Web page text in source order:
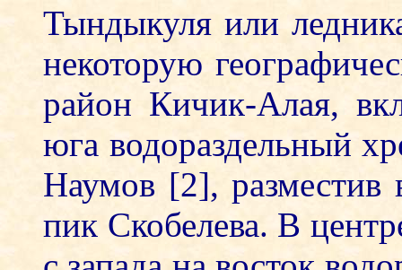
Тындыкуля или
некоторую
район Кичик-Алая,
юга водораздельный
Наумов [2],
пик Скобелева. В